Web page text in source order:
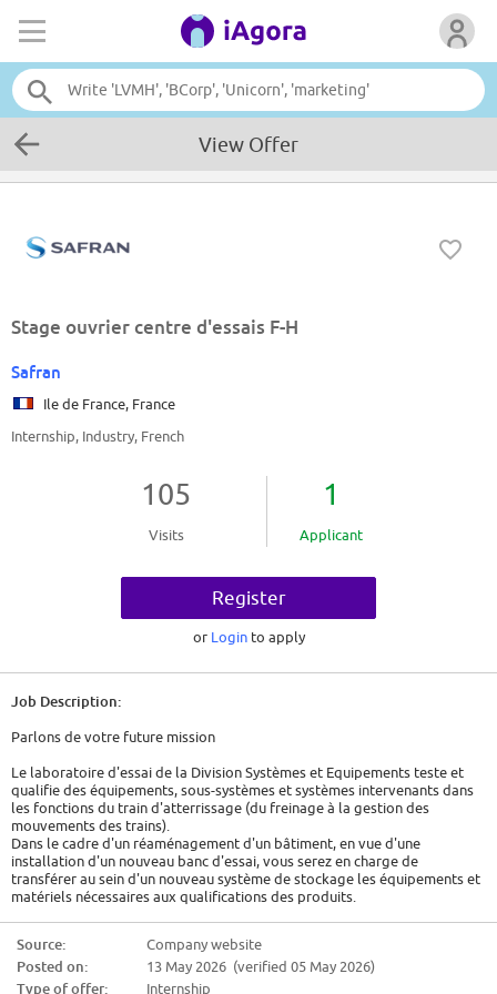
View Offer
Stage ouvrier centre d'essais F-H
Safran
Ile de France, France
Internship, Industry, French
105
Visits
1
Applicant
Register
or Login to apply
Job Description:
Parlons de votre future mission
Le laboratoire d'essai de la Division Systèmes et Equipements teste et
qualifie des équipements, sous-systèmes et systèmes intervenants dans
les fonctions du train d'atterrissage (du freinage à la gestion des
mouvements des trains).
Dans le cadre d'un réaménagement d'un bâtiment, en vue d'une
installation d'un nouveau banc d'essai, vous serez en charge de
transférer au sein d'un nouveau système de stockage les équipements et
matériels nécessaires aux qualifications des produits.
Etudiant en école d'ingénieur, stage ouvrier d'un mois
Source:
Company website
Posted on:
13 May 2026 (verified 05 May 2026)
Type of offer:
Internship